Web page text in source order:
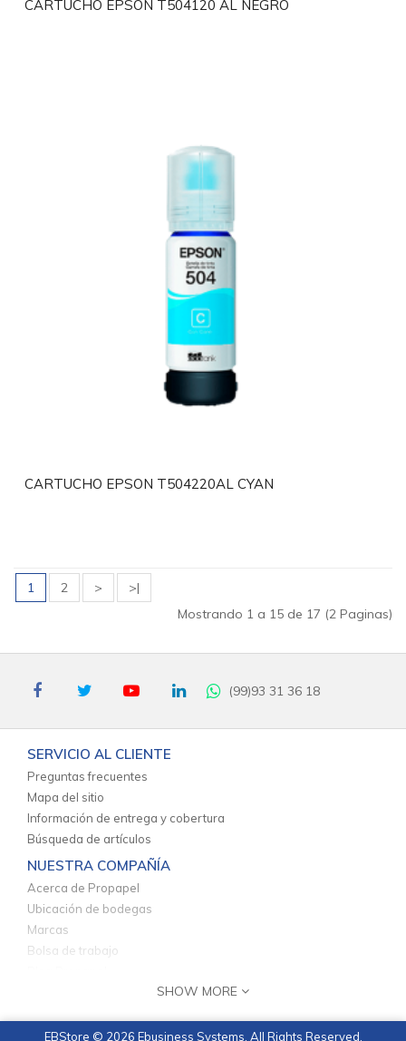
CARTUCHO EPSON T504120 AL NEGRO
CARTUCHO EPSON T504220AL CYAN
1 2 >
>|
Mostrando 1 a 15 de 17 (2 Paginas)
(99)93 31 36 18
SERVICIO AL CLIENTE
Preguntas frecuentes
Mapa del sitio
Información de entrega y cobertura
Búsqueda de artículos
NUESTRA COMPAÑÍA
Acerca de Propapel
Ubicación de bodegas
Marcas
Bolsa de trabajo
INFORMACIÓN Y POLÍTICAS
Aviso de privacidad
SHOW MORE
EBStore © 2026 Ebusiness Systems . All Rights Reserved.